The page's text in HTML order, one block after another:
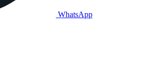
WhatsApp